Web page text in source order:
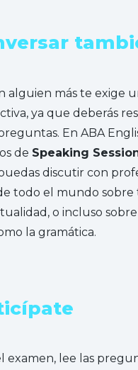
alguien más te exige
ya que deberás
En ABA
de Speaking
discutir con
todo el mundo sobre
o incluso
la gramática.
examen, lee las